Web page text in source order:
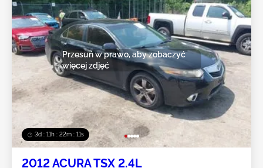
3d : 11h : 22m : 08s
Przesuń w prawo, aby zobaczyć
więcej zdjęć
2012 ACURA TSX 2.4L